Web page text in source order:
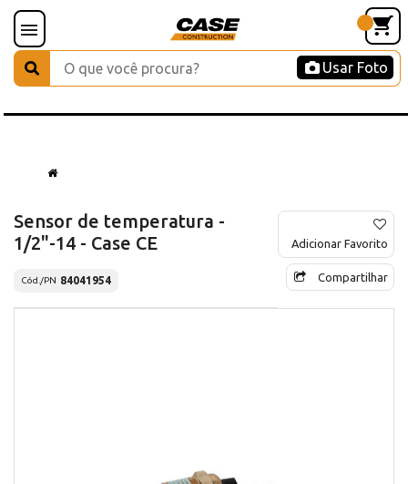
Usar Foto
Sensor de temperatura -
1/2"-14 - Case CE
Cód./PN 84041954
Adicionar Favorito
Compartilhar